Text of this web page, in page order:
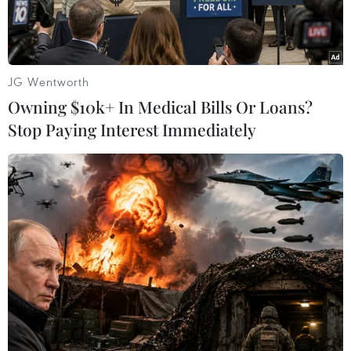
Ảnh minh họa. (Nguồn: AFP/TTXVN)
Theo báo cáo thường niên của Cơ quan Hàng
hải quốc tế (IMB) công bố ngày 15/1, năm 2013
vừa qua, số vụ cướp biển trên thế giới đã giảm
xuống mức thấp nhất trong vòng 6 năm nhờ
chính sách khẩn cấp chống cướp biển ngoài
khơi Somalia.
Năm 2013 là năm thứ hai liên tiếp số vụ cướp
JG Wentworth
Owning $10k+ In Medical Bills Or Loans?
Stop Paying Interest Immediately